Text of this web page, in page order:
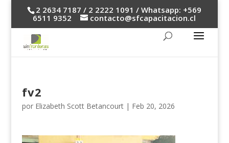
2 2634 7187 / 2 2222 1091 / Whatsapp: +569
6511 9352
contacto@sfcapacitacion.cl
fv2
por Elizabeth Scott Betancourt| Feb 20, 2026